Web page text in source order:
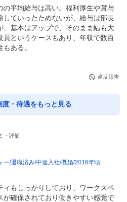
の平均給与は高い。福利厚生や賞与
していったためないが、給与は部長
、基本はアップで、そのまま幅も大
員というケースもあり、年収で数百
ある。
違反報告
度・待遇をもっと見る
・評価
ー 退職済み 中途入社 既婚 2016年頃
ィもしっかりしており、ワークスペ
が確保されており働きやすい感覚で